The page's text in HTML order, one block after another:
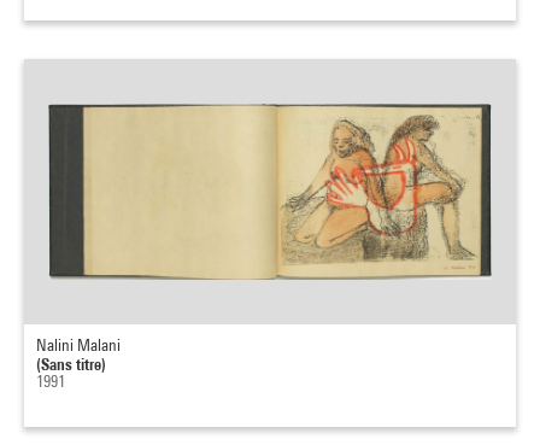
Nalini Malani
(Sans titre)
1991